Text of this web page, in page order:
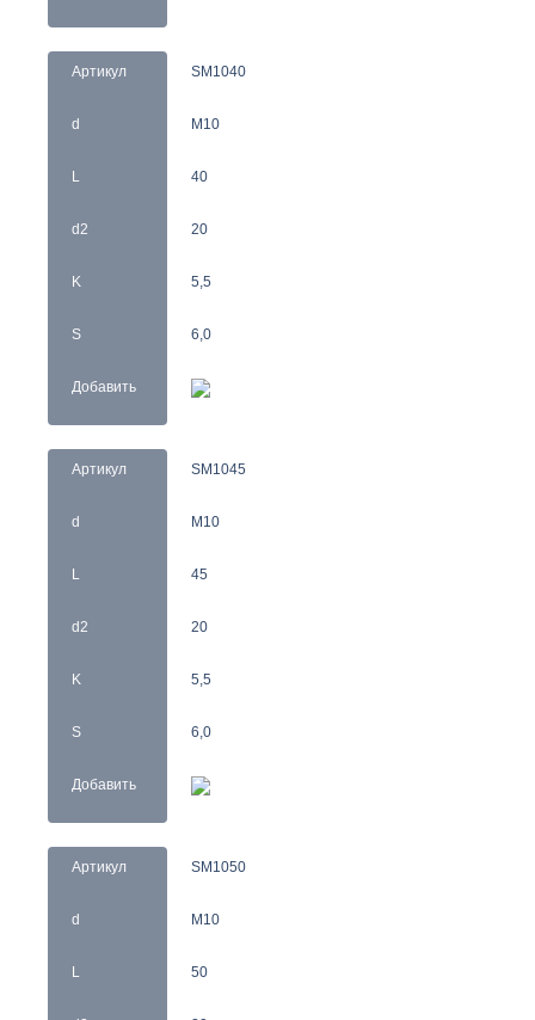
Артикул
d
L
d2
K
S
Добавить
SM1040
M10
40
20
5,5
6,0
Артикул
d
L
d2
K
S
Добавить
SM1045
M10
45
20
5,5
6,0
Артикул
d
L
SM1050
M10
50